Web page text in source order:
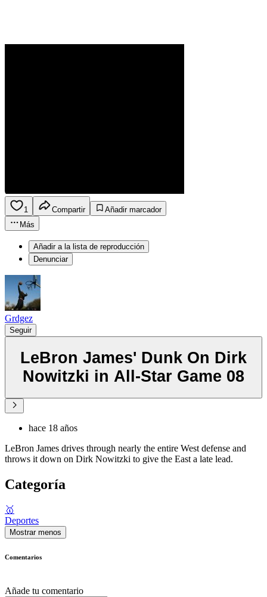
1 Compartir
Añadir marcador
Más
Añadir a la lista de reproducción
Denunciar
Grdgez
Seguir
LeBron James' Dunk On Dirk
Nowitzki in All-Star Game 08
hace 18 años
LeBron James drives through nearly the entire West defense and
throws it down on Dirk Nowitzki to give the East a late lead.
Categoría
🥇
Deportes
Mostrar menos
Comentarios
Añade tu comentario